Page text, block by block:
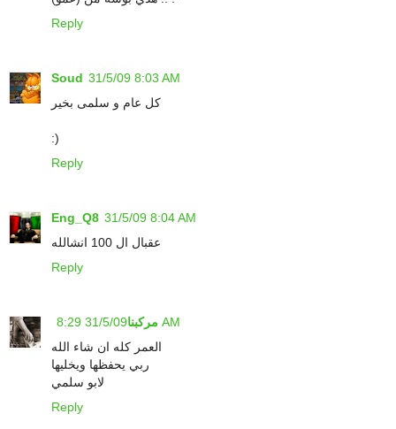
Reply
Soud 31/5/09 8:03 AM
كل عام و سلمى بخير
:)
Reply
Eng_Q8 31/5/09 8:04 AM
عقبال ال 100 انشالله
Reply
مركبنا 31/5/09 8:29 AM
العمر كله ان شاء الله
ربي يحفظها ويخليها
لابو سلمي
Reply